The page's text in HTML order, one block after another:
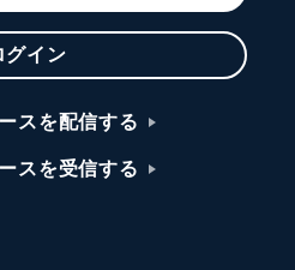
グイン
スを配信する
スを受信する